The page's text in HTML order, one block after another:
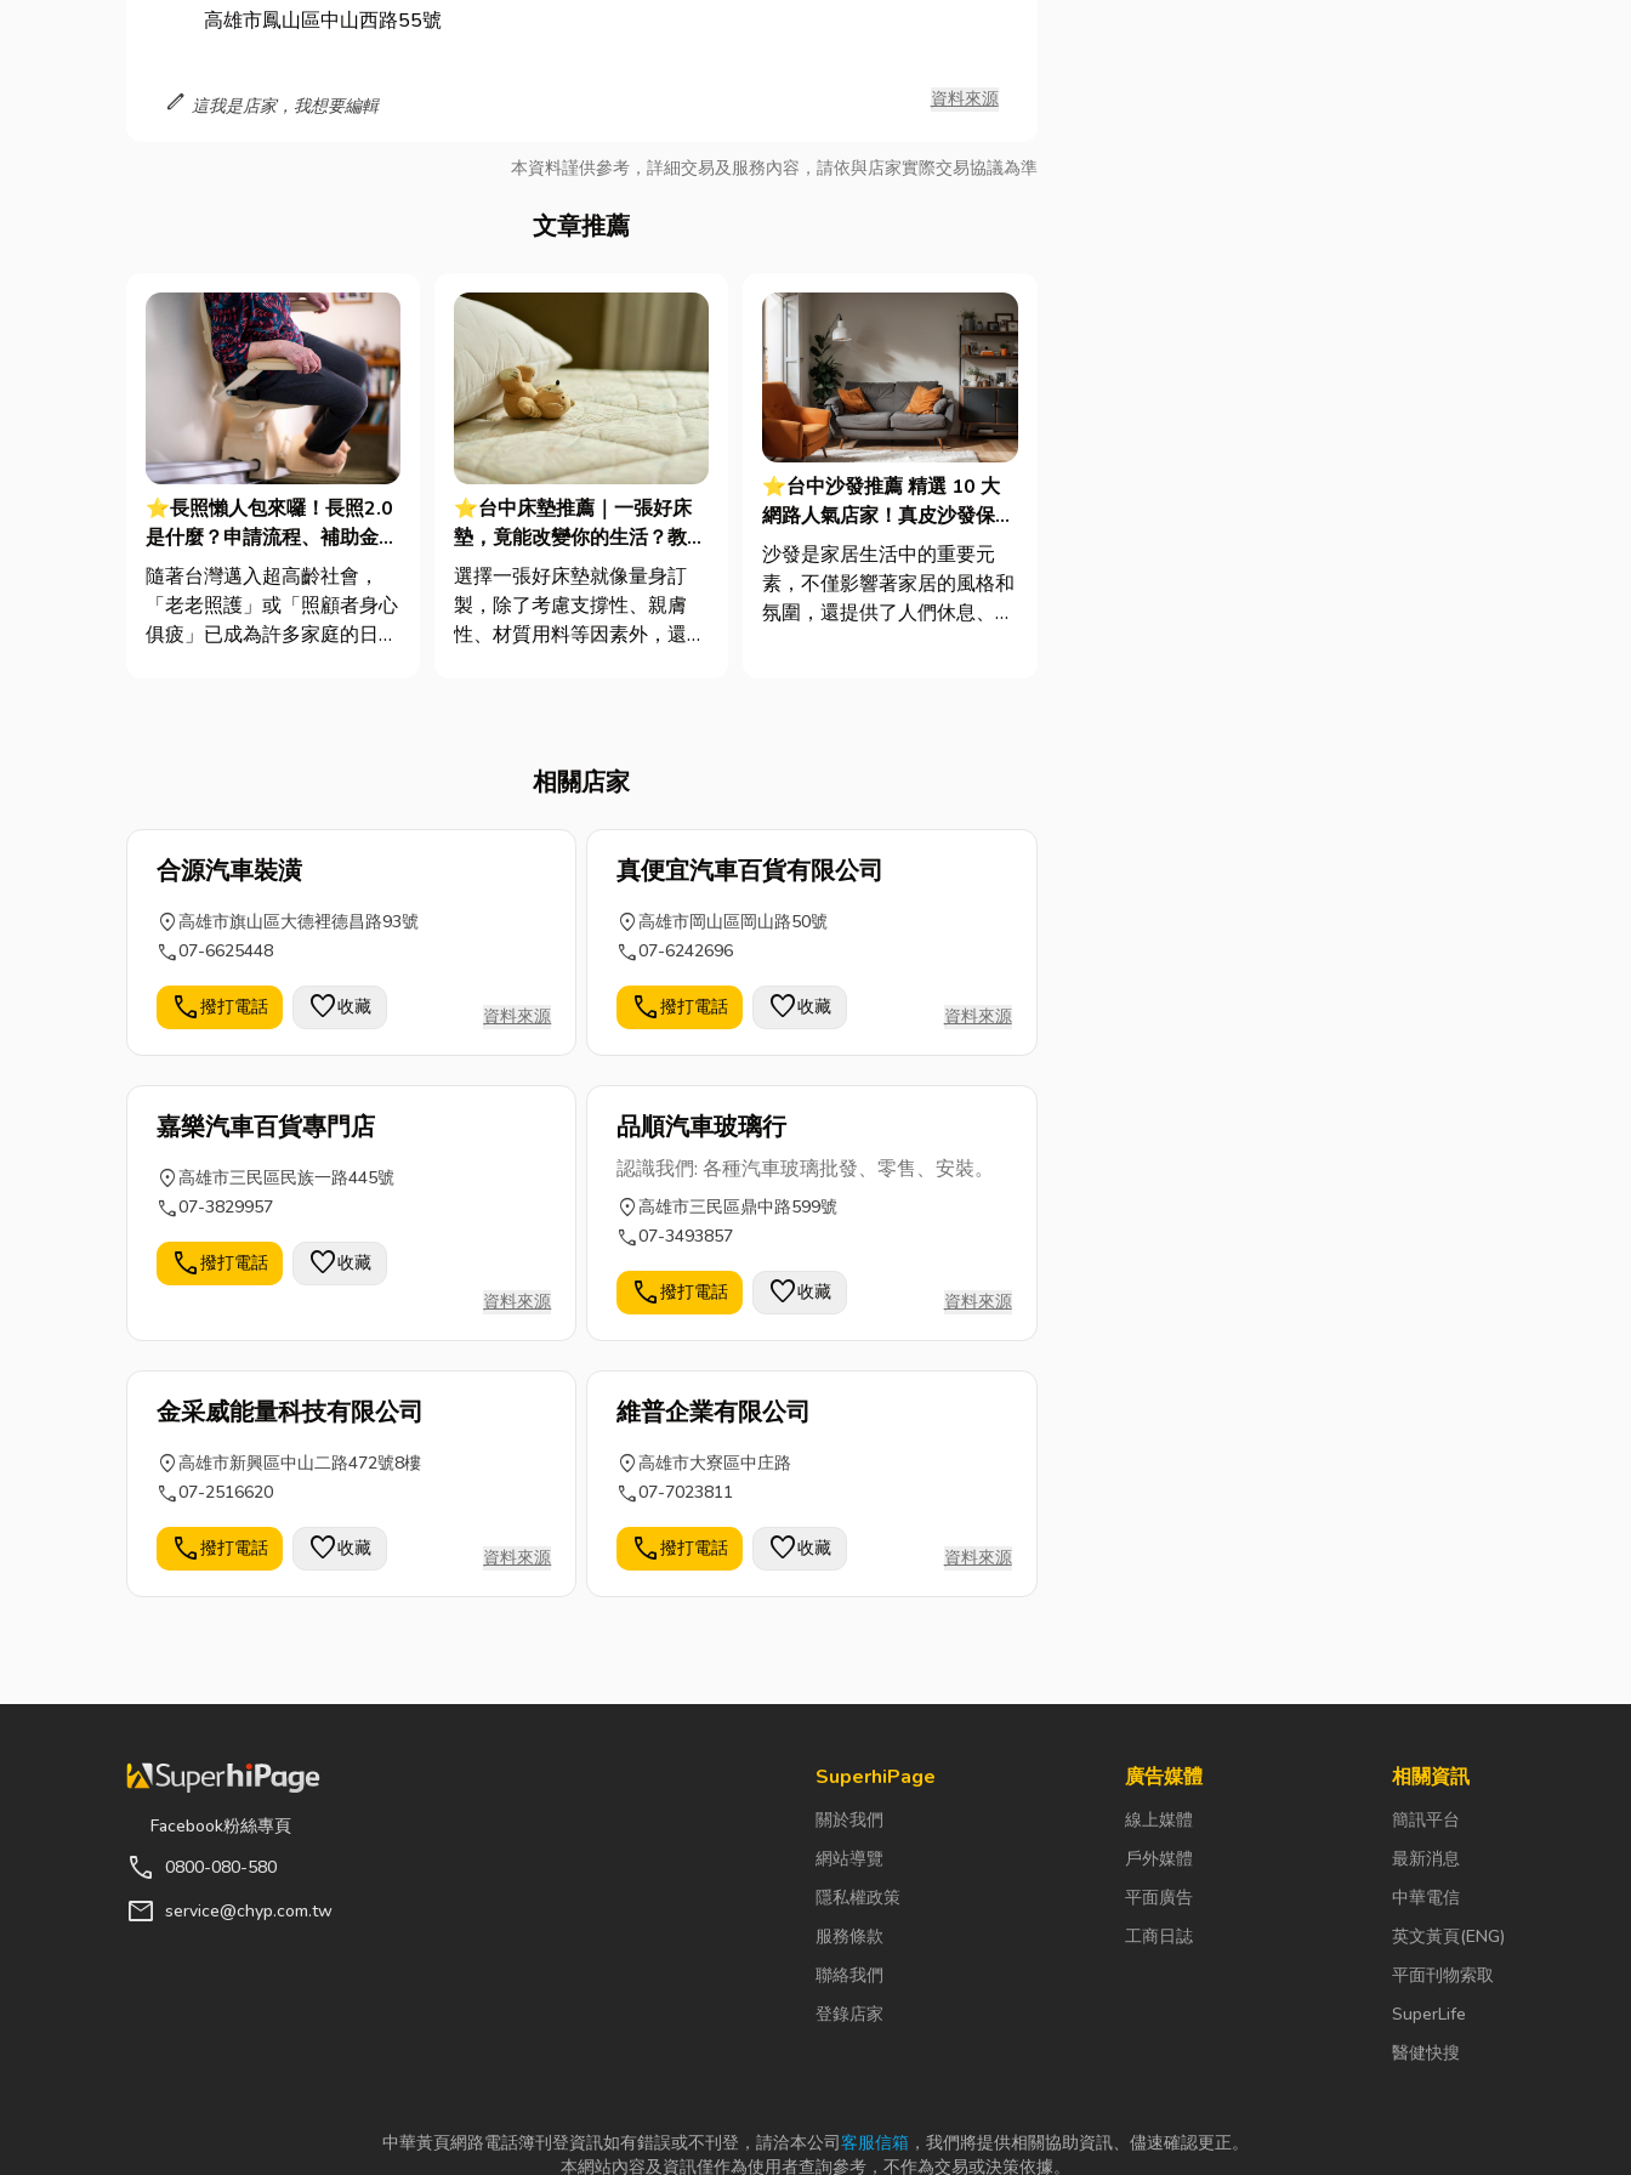
高雄市鳳山區中山西路55號
edit 這我是店家，我想要編輯 資料來源
本資料謹供參考，詳細交易及服務內容，請依與店家實際交易協議為準
文章推薦
⭐長照懶人包來囉！長照2.0
是什麼？申請流程、補助金額
與服務項目全攻略
隨著台灣邁入超高齡社會，
「老老照護」或「照顧者身心
俱疲」已成為許多家庭的日
⭐台中床墊推薦｜一張好床
墊，竟能改變你的生活？教你
挑選最適合你的床墊，打造舒
適睡眠！
選擇一張好床墊就像量身訂
製，除了考慮支撐性、親膚
性、材質用料等因素外，還得
花一番功夫。今天小編就來分
了解台中床...
⭐台中沙發推薦 精選 10 大
網路人氣店家！真皮沙發保養
需注意的8件事 真皮沙發有哪
些好處
沙發是家居生活中的重要元
素，不僅影響著家居的風格和
氛圍，還提供了人們休息、娛
相關店家
合源汽車裝潢
location_on高雄市旗山區大德裡德昌路93號
call07-6625448
call撥打電話 favorite收藏 資料來源
真便宜汽車百貨有限公司
location_on高雄市岡山區岡山路50號
call07-6242696
call撥打電話 favorite收藏 資料來源
嘉樂汽車百貨專門店
location_on高雄市三民區民族一路445號
call07-3829957
call撥打電話 favorite收藏
資料來源
品順汽車玻璃行
認識我們: 各種汽車玻璃批發、零售、安裝。
location_on高雄市三民區鼎中路599號
call07-3493857
call撥打電話 favorite收藏 資料來源
金采威能量科技有限公司
location_on高雄市新興區中山二路472號8樓
call07-2516620
call撥打電話 favorite收藏 資料來源
維普企業有限公司
location_on高雄市大寮區中庄路
call07-7023811
call撥打電話 favorite收藏 資料來源
Facebook粉絲專頁
call 0800-080-580
mail service@chyp.com.tw
SuperhiPage
關於我們
網站導覽
隱私權政策
服務條款
聯絡我們
登錄店家
廣告媒體
線上媒體
戶外媒體
平面廣告
工商日誌
相關資訊
簡訊平台
最新消息
中華電信
英文黃頁(ENG)
平面刊物索取
SuperLife
醫健快搜
中華黃頁網路電話簿刊登資訊如有錯誤或不刊登，請洽本公司客服信箱 ，我們將提供相關協助資訊、儘速確認更正。
本網站內容及資訊僅作為使用者查詢參考，不作為交易或決策依據。